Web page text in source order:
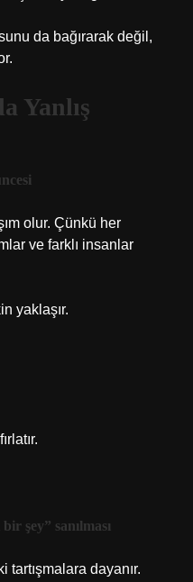
da bağırarak değil,
Yanlış
olur. Çünkü her
ve farklı insanlar
yaklaşır.
şey” sanılması
dayanır.